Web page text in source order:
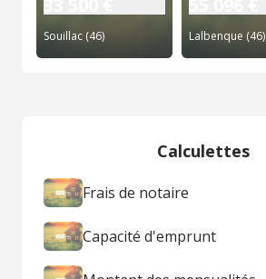
Souillac (46) Lalbenque (46)
Calculettes
Frais de notaire
Capacité d'emprunt